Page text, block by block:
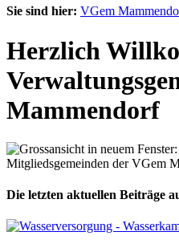
Sie sind hier: VGem
Herzlich
Mammendorf
Die letzten aktuellen Beiträge